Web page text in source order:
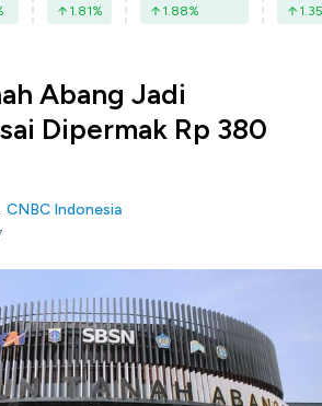
1.81% 1.88% 1.35
Abang Jadi
Dipermak Rp 380
CNBC Indonesia